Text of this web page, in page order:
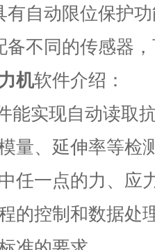
有自动限位保护
备不同的传感器
机软件介绍：
能实现自动读取
量、延伸率等检
任一点的力、应
的控制和数据处